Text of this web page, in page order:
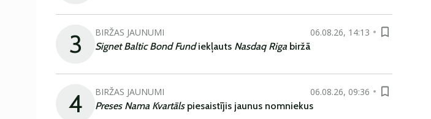
3 BIRŽAS JAUNUMI
06.08.26, 14:13
Signet Baltic Bond Fundiekļauts Nasdaq Riga biržā
4 BIRŽAS JAUNUMI
06.08.26, 09:36
Preses Nama Kvartāls piesaistījis jaunus nomniekus